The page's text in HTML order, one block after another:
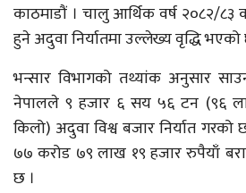
काठमाडौं । चालु आर्थिक वर्ष २०८२/८३
हुने अदुवा निर्यातमा उल्लेख्य वृद्धि भएको
भन्सार विभागको तथ्यांक अनुसार
नेपालले ९ हजार ६ सय ५६ टन (९६
किलो) अदुवा विश्व बजार निर्यात
७७ करोड ७९ लाख १९ हजार रुपैयाँ
छ ।